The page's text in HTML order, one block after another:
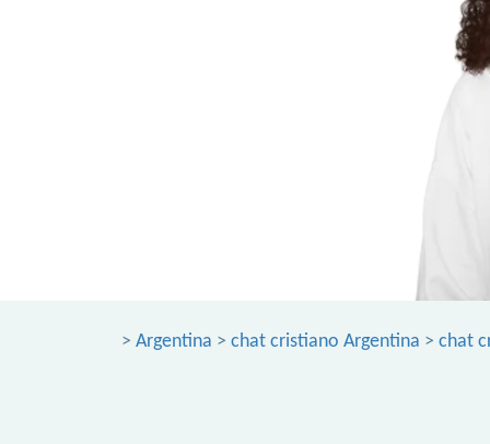
> Argentina > chat cristiano Argentina > chat